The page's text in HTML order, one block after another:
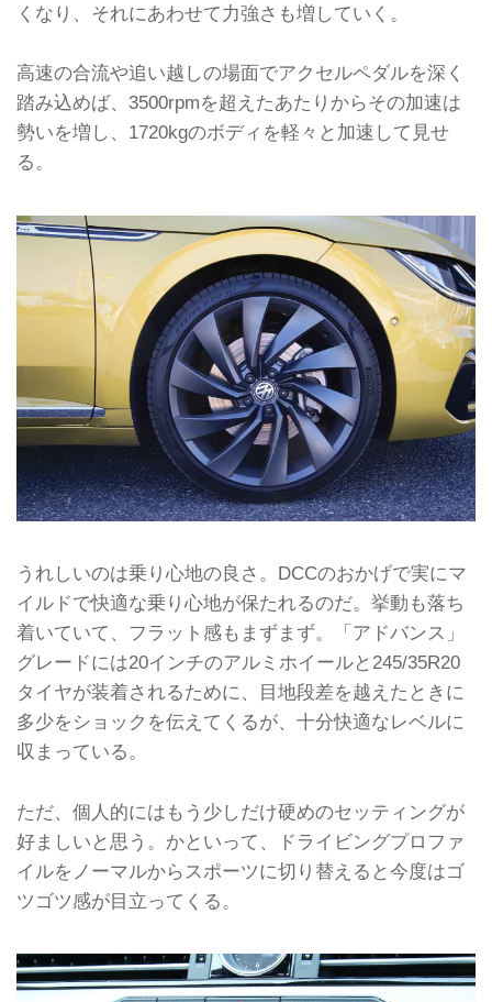
くなり、それにあわせて力強さも増していく。
高速の合流や追い越しの場面でアクセルペダルを深く
踏み込めば、3500rpmを超えたあたりからその加速は
勢いを増し、1720kgのボディを軽々と加速して見せ
る。
うれしいのは乗り心地の良さ。DCCのおかげで実にマ
イルドで快適な乗り心地が保たれるのだ。挙動も落ち
着いていて、フラット感もまずまず。「アドバンス」
グレードには20インチのアルミホイールと245/35R20
タイヤが装着されるために、目地段差を越えたときに
多少をショックを伝えてくるが、十分快適なレベルに
収まっている。
ただ、個人的にはもう少しだけ硬めのセッティングが
好ましいと思う。かといって、ドライビングプロファ
イルをノーマルからスポーツに切り替えると今度はゴ
ツゴツ感が目立ってくる。